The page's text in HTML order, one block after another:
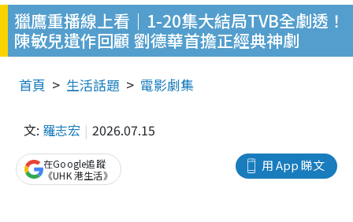
獵鷹重播線上看｜1-20集大結局TVB全劇透！
陳敏兒遺作回顧 劉德華首擔正經典神劇
首頁 生活話題 電影劇集
文: 羅志宏 2026.07.15
用 App 睇文
在Google追蹤
《UHK 港生活》